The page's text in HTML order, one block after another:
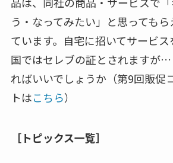
う・なってみたい」と思っても
ています。自宅に招いてサービ
国ではセレブの証とされますが
ればいいでしょうか（第9回販促
トはこちら）
［トピックス一覧］